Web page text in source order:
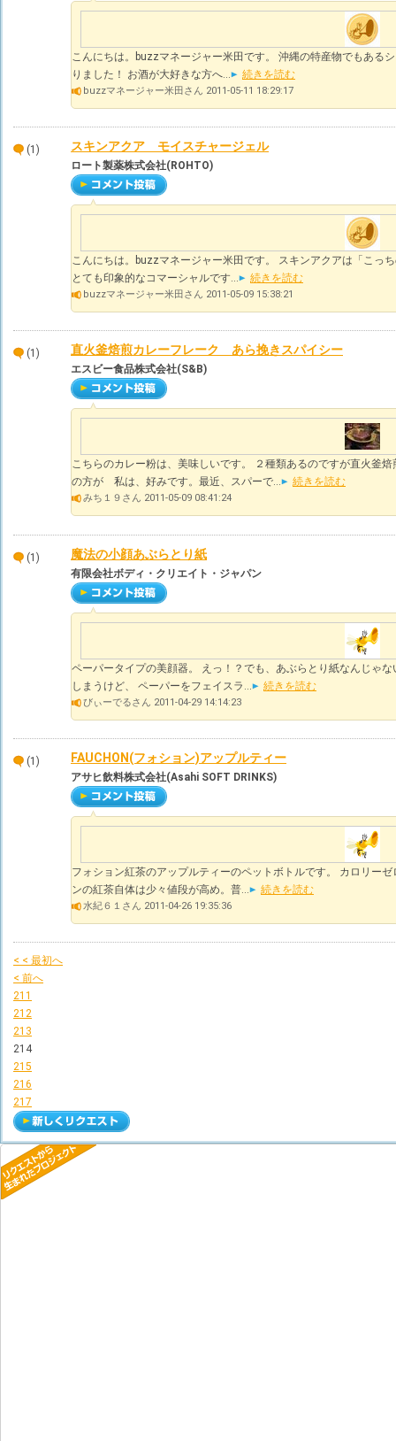
こんにちは。buzzマネージャー米田です。 沖縄の特産物でもある
りました！ お酒が大好きな方へ...
続きを読む
buzzマネージャー米田さん 2011-05-11 18:29:17
(1) スキンアクア モイスチャージェル
ロート製薬株式会社(ROHTO)
こんにちは。buzzマネージャー米田です。 スキンアクアは「こっ
とても印象的なコマーシャルです...
続きを読む
buzzマネージャー米田さん 2011-05-09 15:38:21
(1) 直火釜焙煎カレーフレーク あら挽きスパイシー
エスビー食品株式会社(S&B)
こちらのカレー粉は、美味しいです。 ２種類あるのですが直火釜
の方が 私は、好みです。最近、スパーで...
続きを読む
みち１９さん 2011-05-09 08:41:24
(1) 魔法の小顔あぶらとり紙
有限会社ボディ・クリエイト・ジャパン
ペーパータイプの美顔器。 えっ！？でも、あぶらとり紙なんじゃ
しまうけど、 ペーパーをフェイスラ...
続きを読む
びぃーでるさん 2011-04-29 14:14:23
(1) FAUCHON(フォション)アップルティー
アサヒ飲料株式会社(Asahi SOFT DRINKS)
フォション紅茶のアップルティーのペットボトルです。 カロリー
ンの紅茶自体は少々値段が高め。普...
続きを読む
水紀６１さん 2011-04-26 19:35:36
< < 最初へ
< 前へ
211
212
213
214
215
216
217